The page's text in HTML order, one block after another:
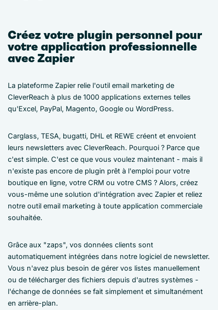
Créez votre plugin personnel pour
votre application professionnelle
avec Zapier
La plateforme Zapier relie l'outil email marketing de
CleverReach à plus de 1000 applications externes telles
qu'Excel, PayPal, Magento, Google ou WordPress.
Carglass, TESA, bugatti, DHL et REWE créent et envoient
leurs newsletters avec CleverReach. Pourquoi ? Parce que
c'est simple. C'est ce que vous voulez maintenant - mais il
n'existe pas encore de plugin prêt à l'emploi pour votre
boutique en ligne, votre CRM ou votre CMS ? Alors, créez
vous-même une solution d'intégration avec Zapier et reliez
notre outil email marketing à toute application commerciale
souhaitée.
Grâce aux "zaps", vos données clients sont
automatiquement intégrées dans notre logiciel de newsletter.
Vous n'avez plus besoin de gérer vos listes manuellement
ou de télécharger des fichiers depuis d'autres systèmes -
l'échange de données se fait simplement et simultanément
en arrière-plan.